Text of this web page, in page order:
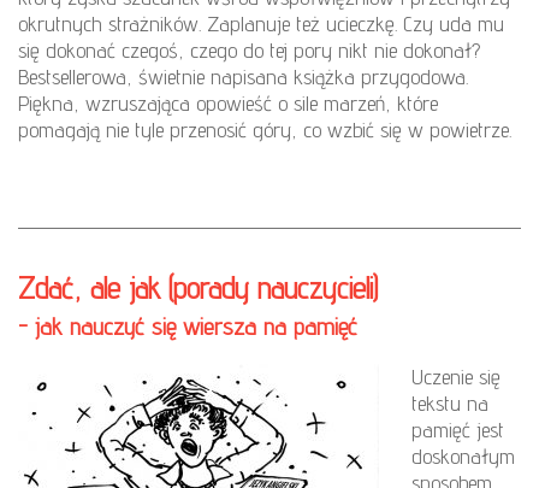
okrutnych strażników. Zaplanuje też ucieczkę. Czy uda mu
się dokonać czegoś, czego do tej pory nikt nie dokonał?
Bestsellerowa, świetnie napisana książka przygodowa.
Piękna, wzruszająca opowieść o sile marzeń, które
pomagają nie tyle przenosić góry, co wzbić się w powietrze.
Zdać, ale jak (porady nauczycieli)
- jak nauczyć się wiersza na pamięć
Uczenie się
tekstu na
pamięć jest
doskonałym
sposobem